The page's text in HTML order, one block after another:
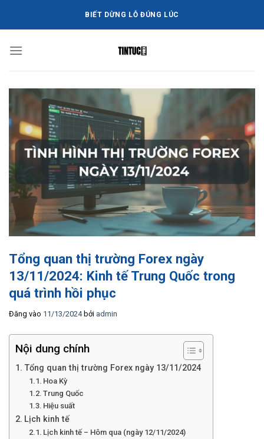
dung
BIẾT DỪNG LỖ ĐÚNG LÚC
Tổng quan thị trường Forex ngày
13/11/2024: Kinh tế Trung Quốc trong
quá trình hồi phục
Đăng vào 11/13/2024 bởi admin
Nội dung chính
Tổng quan thị trường Forex ngày 13/11/2024
Hoa Kỳ
Trung Quốc
Hiệu suất
Lịch kinh tế
Lịch kinh tế – Hôm qua (ngày 12/11/2024)